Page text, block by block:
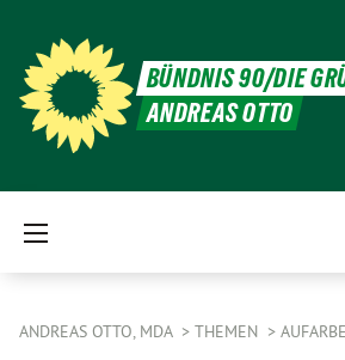
BÜNDNIS 90/DIE
ANDREAS OTTO
ANDREAS OTTO, MDA THEMEN